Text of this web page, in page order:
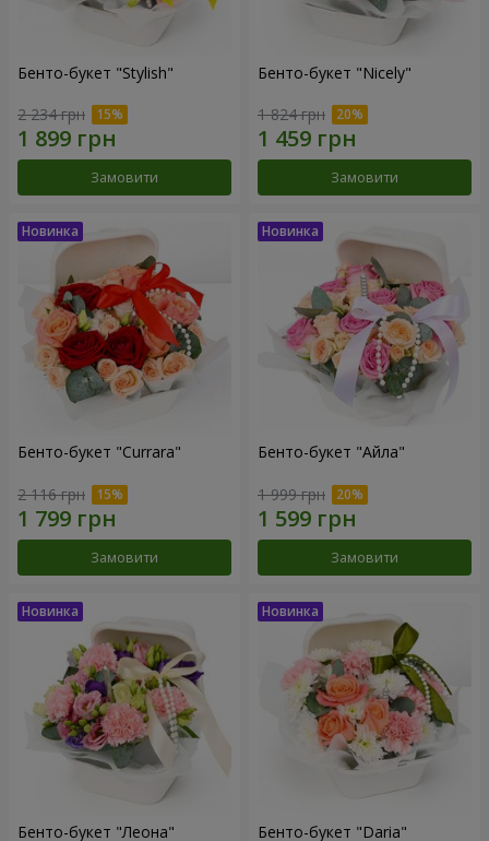
Бенто-букет "Stylish"
2 234 грн
Замовити
Бенто-букет "Nicely"
1 824 грн
Замовити
Бенто-букет "Currara"
2 116 грн
Замовити
Бенто-букет "Айла"
1 999 грн
Замовити
Бенто-букет "Леона" Бенто-букет "Daria"